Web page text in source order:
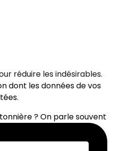
réduire les indésirables.
dont les données de vos
.
? On parle souvent